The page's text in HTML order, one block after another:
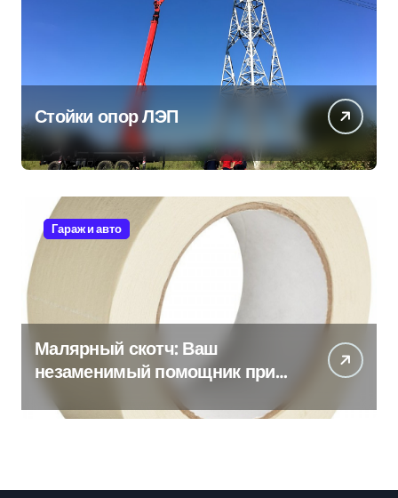
Стойки опор ЛЭП
Гараж и авто
Малярный скотч: Ваш
незаменимый помощник при